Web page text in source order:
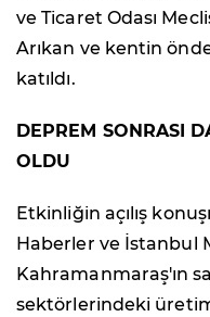
ve Ticaret Odası
Arıkan ve kentin
katıldı.
DEPREM SONRASI
OLDU
Etkinliğin açılış
Haberler ve İstanbul
Kahramanmaraş'ın
sektörlerindeki